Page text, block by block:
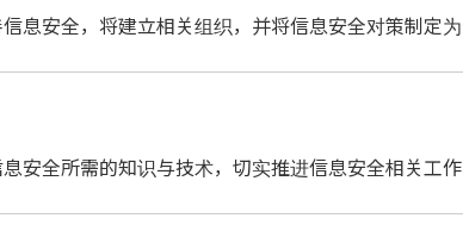
息安全，将建立相关组织，并将信息安全对策制定
安全所需的知识与技术，切实推进信息安全相关工作